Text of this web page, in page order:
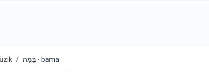
בָּמָה - bama